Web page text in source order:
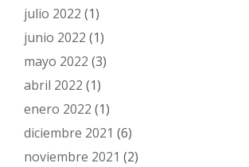
julio 2022 (1)
junio 2022 (1)
mayo 2022 (3)
abril 2022 (1)
enero 2022 (1)
diciembre 2021 (6)
noviembre 2021 (2)